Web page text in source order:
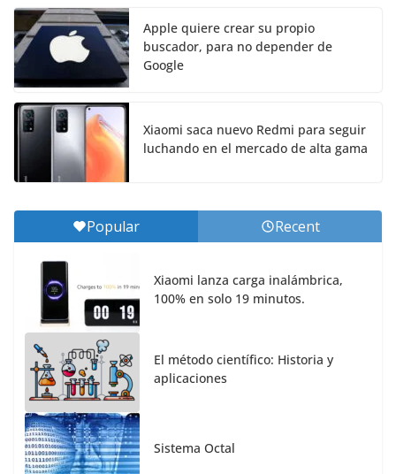
Apple quiere crear su propio
buscador, para no depender de
Google
Xiaomi saca nuevo Redmi para seguir
luchando en el mercado de alta gama
Popular Recent
Xiaomi lanza carga inalámbrica,
100% en solo 19 minutos.
El método científico: Historia y
aplicaciones
Sistema Octal